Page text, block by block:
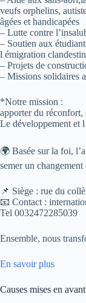
veufs orphelins,
âgées et handicapées
– Lutte contre
– Soutien aux
l émigration
– Projets de
– Missions solidaires
*Notre mission :
apporter du réconfort,
Le développement et
🌍 Basée sur la foi,
semer un
📌 Siège : rue du
📧 Contact :
Tel 0032472285039
Ensemble, nous
En savoir plus
Causes mises en avant